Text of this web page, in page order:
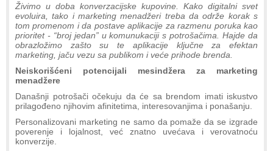
Živimo u doba konverzacijske kupovine. Kako digitalni svet
evoluira, tako i marketing menadžeri treba da održe korak s
tom promenom i da postave aplikacije za razmenu poruka kao
prioritet - “broj jedan” u komunukaciji s potrošačima. Hajde da
obrazložimo zašto su te aplikacije ključne za efektan
marketing, jaču vezu sa publikom i veće prihode brenda.
Neiskorišćeni potencijali mesindžera za marketing
menadžere
Današnji potrošači očekuju da će sa brendom imati iskustvo
prilagođeno njihovim afinitetima, interesovanjima i ponašanju.
Personalizovani marketing ne samo da pomaže da se izgrade
poverenje i lojalnost, već znatno uvećava i verovatnoću
konverzije.